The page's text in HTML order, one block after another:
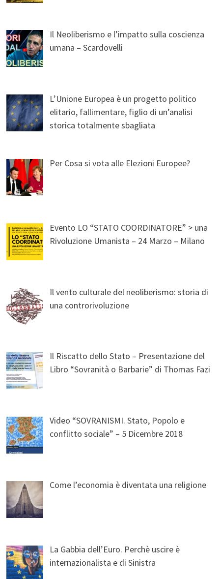
Il Neoliberismo e l’impatto sulla coscienza
umana – Scardovelli
L’Unione Europea è un progetto politico
elitario, fallimentare, figlio di un’analisi
storica totalmente sbagliata
Per Cosa si vota alle Elezioni Europee?
Evento LO “STATO COORDINATORE” > una
Rivoluzione Umanista – 24 Marzo – Milano
Il vento culturale del neoliberismo: storia di
una controrivoluzione
Il Riscatto dello Stato – Presentazione del
Libro “Sovranità o Barbarie” di Thomas Fazi
Video “SOVRANISMI. Stato, Popolo e
conflitto sociale” – 5 Dicembre 2018
Come l’economia è diventata una religione
La Gabbia dell’Euro. Perchè uscire è
internazionalista e di Sinistra